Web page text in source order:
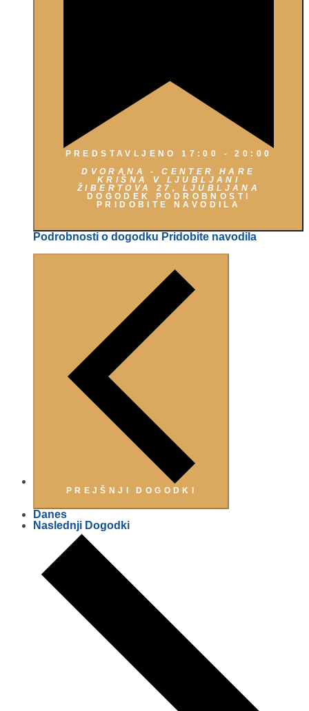
PREDSTAVLJENO 17:00 -20:00
DVORANA - CENTER HARE
KRIŠNA V LJUBLJANI
ŽIBERTOVA 27, LJUBLJANA
DOGODEK PODROBNOSTI
PRIDOBITE NAVODILA
Podrobnosti o dogodku Pridobite navodila
PREJŠNJI DOGODKI
Danes
Naslednji Dogodki